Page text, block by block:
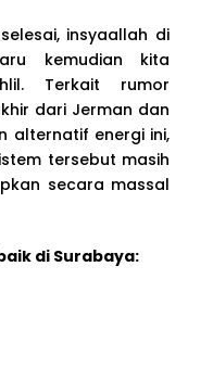
insyaallah di
kemudian kita
Terkait rumor
dari Jerman dan
alternatif energi ini,
tersebut masih
secara massal
di Surabaya: